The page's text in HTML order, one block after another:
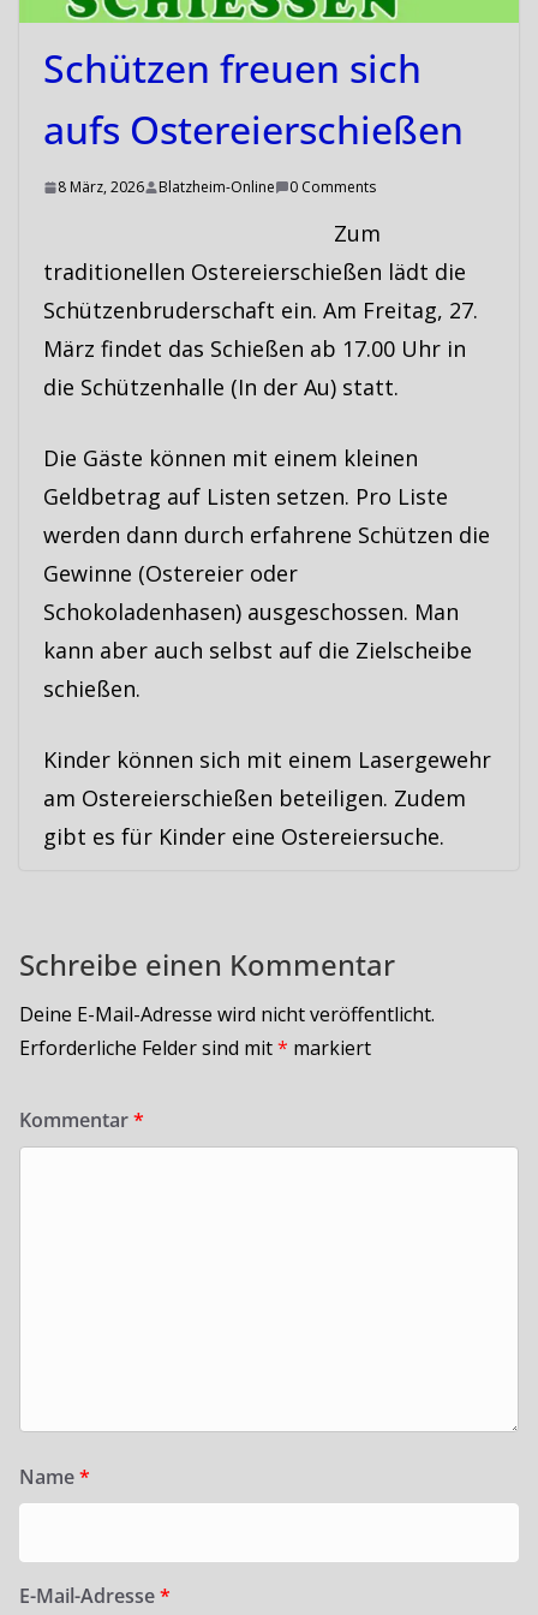
Schützen freuen sich
aufs Ostereierschießen
8 März, 2026 Blatzheim-Online 0 Comments
Zum
traditionellen Ostereierschießen lädt die
Schützenbruderschaft ein. Am Freitag, 27.
März findet das Schießen ab 17.00 Uhr in
die Schützenhalle (In der Au) statt.
Die Gäste können mit einem kleinen
Geldbetrag auf Listen setzen. Pro Liste
werden dann durch erfahrene Schützen die
Gewinne (Ostereier oder
Schokoladenhasen) ausgeschossen. Man
kann aber auch selbst auf die Zielscheibe
schießen.
Kinder können sich mit einem Lasergewehr
am Ostereierschießen beteiligen. Zudem
gibt es für Kinder eine Ostereiersuche.
Schreibe einen Kommentar
Deine E-Mail-Adresse wird nicht veröffentlicht.
Erforderliche Felder sind mit* markiert
Kommentar*
Name*
E-Mail-Adresse*